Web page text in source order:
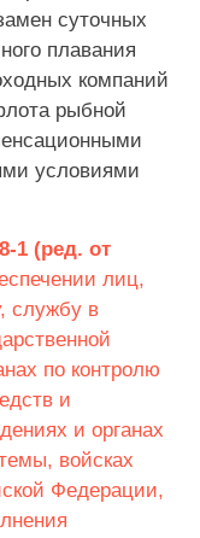
суточных
плавания
компаний
рыбной
условиями
1 (ред. от
лиц,
службу в
по контролю
и
и органах
войсках
Федерации,